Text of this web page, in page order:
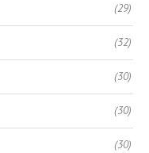
(29)
(32)
(30)
(30)
(30)